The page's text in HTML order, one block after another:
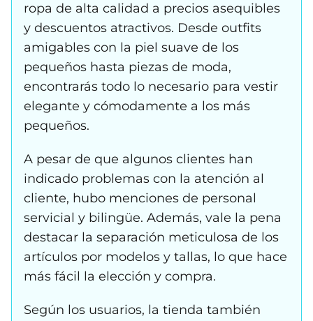
ropa de alta calidad a precios asequibles
y descuentos atractivos. Desde outfits
amigables con la piel suave de los
pequeños hasta piezas de moda,
encontrarás todo lo necesario para vestir
elegante y cómodamente a los más
pequeños.
A pesar de que algunos clientes han
indicado problemas con la atención al
cliente, hubo menciones de personal
servicial y bilingüe. Además, vale la pena
destacar la separación meticulosa de los
artículos por modelos y tallas, lo que hace
más fácil la elección y compra.
Según los usuarios, la tienda también